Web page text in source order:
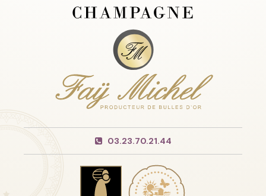
03.23.70.21.44